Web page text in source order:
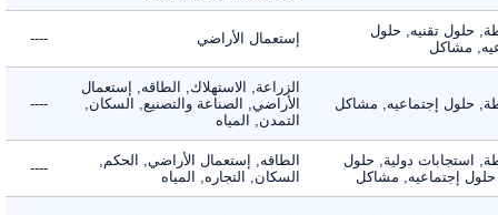
حلول تقنيه, حلول
مشاكل
إستعمال الأراضي ----
حلول إجتماعيه, مشاكل
الزراعة, الاستهلاك, الطاقه, إستعمال
الأراضي, الصناعة والتصنيع, السكان,
التمدن, المياه
----
استجابات دولية, حلول
إجتماعيه, مشاكل
الطاقه, إستعمال الأراضي, الحكم,
السكان, التجاره, المياه
----